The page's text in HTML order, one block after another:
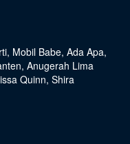
, Mobil Babe, Ada Apa,
, Anugerah Lima
Quinn, Shira